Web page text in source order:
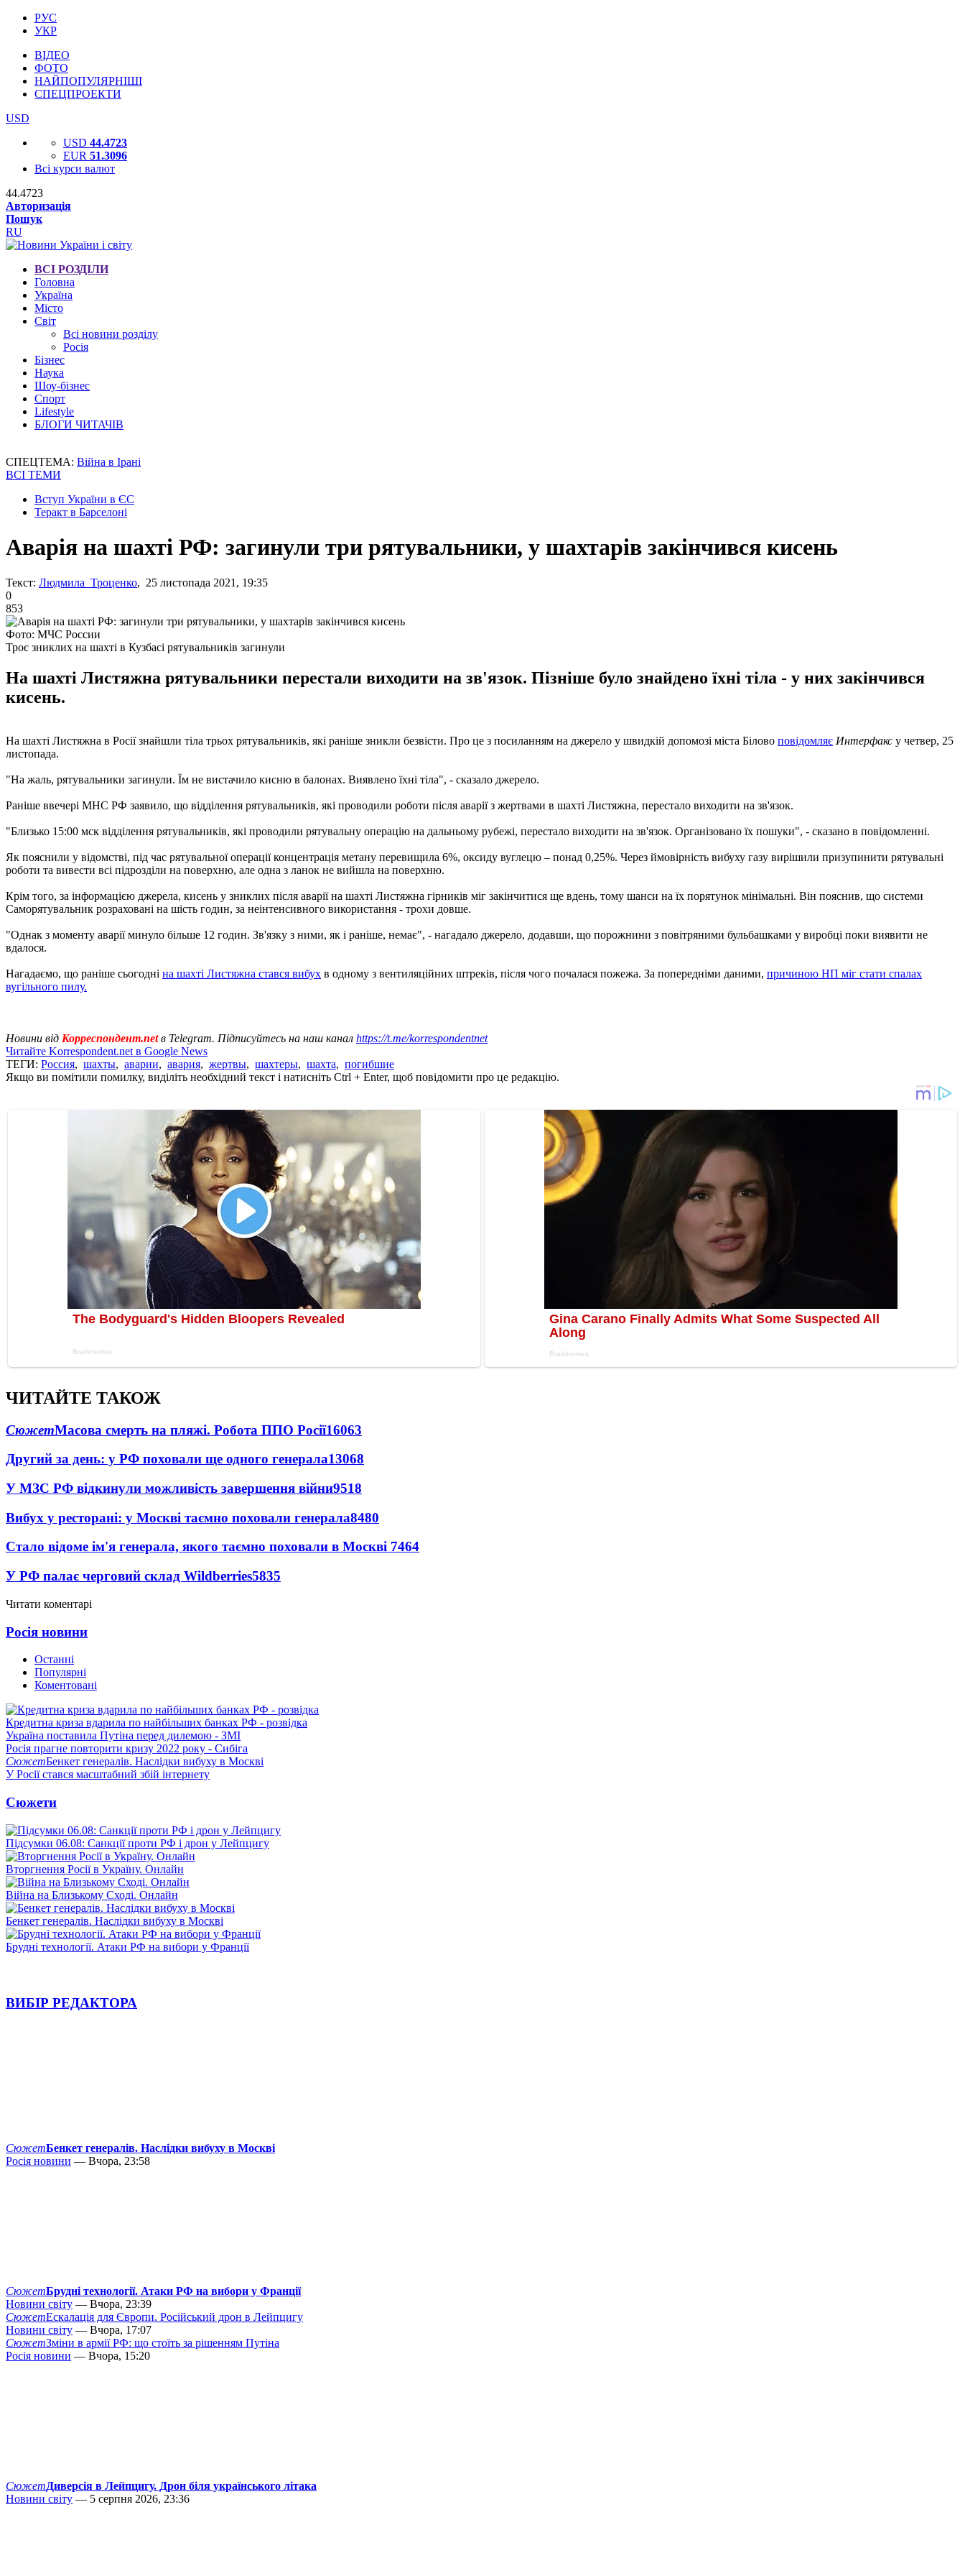
РУС
УКР
ВІДЕО
ФОТО
НАЙПОПУЛЯРНІШІ
СПЕЦПРОЕКТИ
USD
USD 44.4723
EUR 51.3096
Всі курси валют
44.4723
Авторизація
Пошук
RU
ВСІ РОЗДІЛИ
Головна
Україна
Місто
Світ
Всі новини розділу
Росія
Бізнес
Наука
Шоу-бізнес
Спорт
Lifestyle
БЛОГИ ЧИТАЧІВ
СПЕЦТЕМА: Війна в Ірані
ВСІ ТЕМИ
Вступ України в ЄС
Теракт в Барселоні
Аварія на шахті РФ: загинули три рятувальники, у шахтарів закінчився кисень
Текст: Людмила Троценко, 25 листопада 2021, 19:35
0
853
Фото: МЧС России
Троє зниклих на шахті в Кузбасі рятувальників загинули
На шахті Листяжна рятувальники перестали виходити на зв'язок. Пізніше було знайдено їхні тіла - у них закінчився
кисень.
На шахті Листяжна в Росії знайшли тіла трьох рятувальників, які раніше зникли безвісти. Про це з посиланням на джерело у швидкій допомозі міста Білово повідомляє Интерфакс у четвер, 25
листопада.
"На жаль, рятувальники загинули. Їм не вистачило кисню в балонах. Виявлено їхні тіла", - сказало джерело.
Раніше ввечері МНС РФ заявило, що відділення рятувальників, які проводили роботи після аварії з жертвами в шахті Листяжна, перестало виходити на зв'язок.
"Близько 15:00 мск відділення рятувальників, які проводили рятувальну операцію на дальньому рубежі, перестало виходити на зв'язок. Організовано їх пошуки", - сказано в повідомленні.
Як пояснили у відомстві, під час рятувальної операції концентрація метану перевищила 6%, оксиду вуглецю – понад 0,25%. Через ймовірність вибуху газу вирішили призупинити рятувальні
роботи та вивести всі підрозділи на поверхню, але одна з ланок не вийшла на поверхню.
Крім того, за інформацією джерела, кисень у зниклих після аварії на шахті Листяжна гірників міг закінчитися ще вдень, тому шанси на їх порятунок мінімальні. Він пояснив, що системи
Саморятувальник розраховані на шість годин, за неінтенсивного використання - трохи довше.
"Однак з моменту аварії минуло більше 12 годин. Зв'язку з ними, як і раніше, немає", - нагадало джерело, додавши, що порожнини з повітряними бульбашками у виробці поки виявити не
вдалося.
Нагадаємо, що раніше сьогодні на шахті Листяжна стався вибух в одному з вентиляційних штреків, після чого почалася пожежа. За попередніми даними, причиною НП міг стати спалах
вугільного пилу.
Новини від Корреспондент.netв Telegram. Підписуйтесь на наш канал https://t.me/korrespondentnet
Читайте Korrespondent.net в Google News
ТЕГИ: Россия, шахты, аварии, авария, жертвы, шахтеры, шахта, погибшие
Якщо ви помітили помилку, виділіть необхідний текст і натисніть Ctrl + Enter, щоб повідомити про це редакцію.
ЧИТАЙТЕ ТАКОЖ
СюжетМасова смерть на пляжі. Робота ППО Росії16063
Другий за день: у РФ поховали ще одного генерала13068
У МЗС РФ відкинули можливість завершення війни9518
Вибух у ресторані: у Москві таємно поховали генерала8480
Стало відоме ім'я генерала, якого таємно поховали в Москві 7464
У РФ палає черговий склад Wildberries5835
Читати коментарі
Росія новини
Останні
Популярні
Коментовані
Кредитна криза вдарила по найбільших банках РФ - розвідка
Україна поставила Путіна перед дилемою - ЗМІ
Росія прагне повторити кризу 2022 року - Сибіга
СюжетБенкет генералів. Наслідки вибуху в Москві
У Росії стався масштабний збій інтернету
Сюжети
Підсумки 06.08: Санкції проти РФ і дрон у Лейпцигу
Вторгнення Росії в Україну. Онлайн
Війна на Близькому Сході. Онлайн
Бенкет генералів. Наслідки вибуху в Москві
Брудні технології. Атаки РФ на вибори у Франції
ВИБІР РЕДАКТОРА
СюжетБенкет генералів. Наслідки вибуху в Москві
Росія новини — Вчора, 23:58
СюжетБрудні технології. Атаки РФ на вибори у Франції
Новини світу — Вчора, 23:39
СюжетЕскалація для Європи. Російський дрон в Лейпцигу
Новини світу — Вчора, 17:07
СюжетЗміни в армії РФ: що стоїть за рішенням Путіна
Росія новини — Вчора, 15:20
СюжетДиверсія в Лейпцигу. Дрон біля українського літака
Новини світу — 5 серпня 2026, 23:36